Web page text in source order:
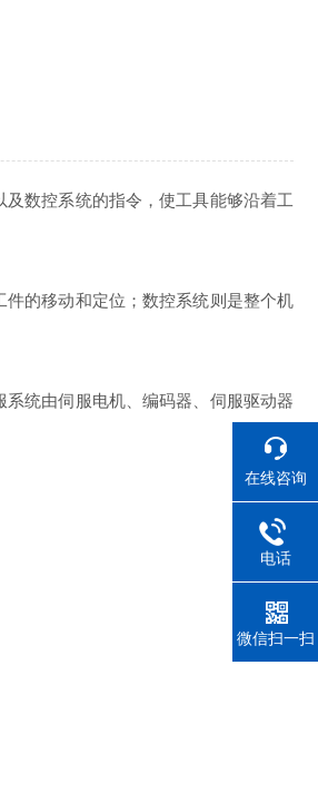
数控系统的指令，使工具能够沿着工
的移动和定位；数控系统则是整个机
统由伺服电机、编码器、伺服驱动器
在线咨询
电话
微信扫一扫